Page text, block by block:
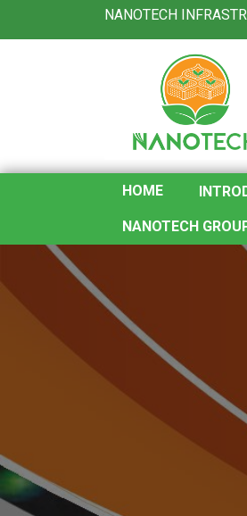
NANOTECH
HOME
NANOTECH